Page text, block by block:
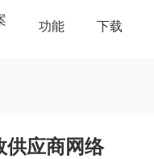
功能 下载
供应商网络